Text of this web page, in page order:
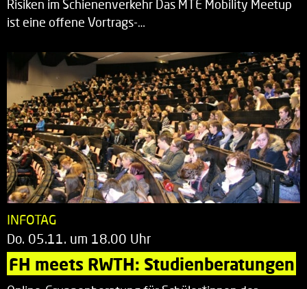
Risiken im Schienenverkehr Das MTE Mobility Meetup
ist eine offene Vortrags-…
INFOTAG
Do. 05.11. um 18.00 Uhr
FH meets RWTH: Studienberatungen